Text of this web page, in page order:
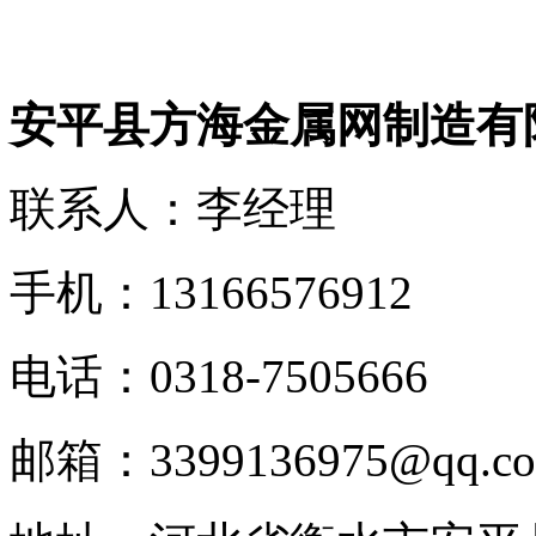
安平县方海金属网制造有
联系人：李经理
手机：13166576912
电话：0318-7505666
邮箱：